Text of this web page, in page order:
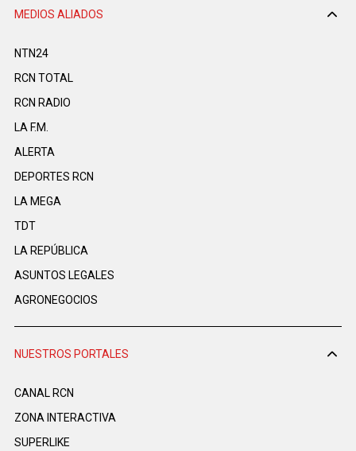
MEDIOS ALIADOS
NTN24
RCN TOTAL
RCN RADIO
LA F.M.
ALERTA
DEPORTES RCN
LA MEGA
TDT
LA REPÚBLICA
ASUNTOS LEGALES
AGRONEGOCIOS
NUESTROS PORTALES
CANAL RCN
ZONA INTERACTIVA
SUPERLIKE